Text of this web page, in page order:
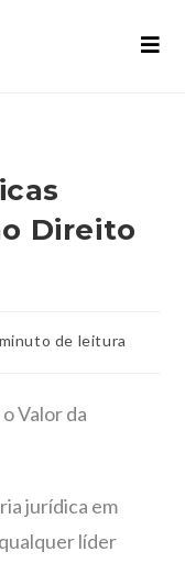
Direito
de leitura
Valor da
jurídica em
líder